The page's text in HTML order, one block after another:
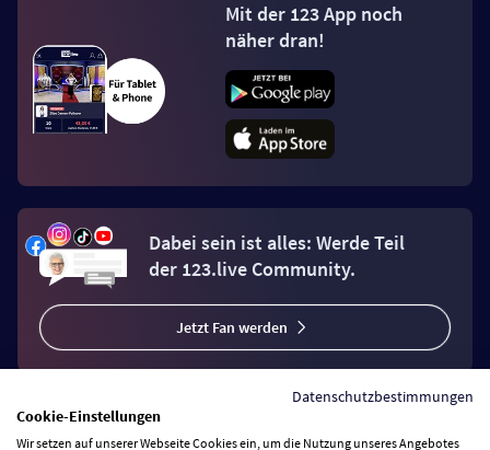
Mit der 123 App noch
näher dran!
Dabei sein ist alles: Werde Teil
der 123.live Community.
Jetzt Fan werden
Datenschutzbestimmungen
Cookie-Einstellungen
Wir setzen auf unserer Webseite Cookies ein, um die Nutzung unseres Angebotes